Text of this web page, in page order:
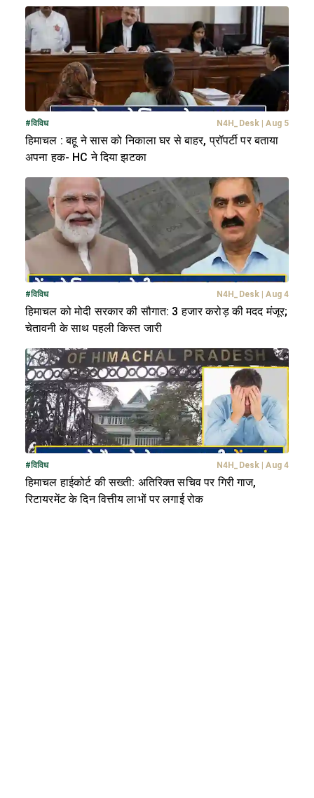
#विविध N4H_Desk | Aug 5
हिमाचल : बहू ने सास को निकाला घर से बाहर, प्रॉपर्टी पर बताया
अपना हक- HC ने दिया झटका
#विविध N4H_Desk | Aug 4
हिमाचल को मोदी सरकार की सौगात: 3 हजार करोड़ की मदद मंजूर;
चेतावनी के साथ पहली किस्त जारी
#विविध N4H_Desk | Aug 4
हिमाचल हाईकोर्ट की सख्ती: अतिरिक्त सचिव पर गिरी गाज,
रिटायरमेंट के दिन वित्तीय लाभों पर लगाई रोक